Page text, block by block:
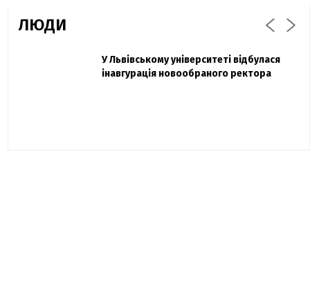
ЛЮДИ
Павло Дак
«Час не лікує, лише притуплює біль»:
Захисник "Азовсталі" Діанов вдруге
одружився та показав фото з весілля
У Львівському університеті відбулася
інавгурація новообраного ректора